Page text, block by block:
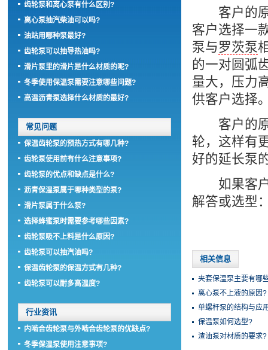
客户的原
客户选择一
泵与罗茨泵
的一对圆弧
量大，压力
供客户选择
客户的原
轮，这样有
好的延长泵
如果客户
解答或选型
相关信息
夹套保温泵主要有哪
离心泵不上液的原因?
单螺杆泵的结构与应
保温泵如何选型?
渣油泵对材质的要求?
齿轮泵和离心泵有什么区别?
离心泵抽汽柴油可以吗?
油站用哪种泵最好?
齿轮泵可以抽导热油吗?
滑片泵里的滑片是什么材质的呢?
冬季使用保温泵需要注意哪些问题?
高温沥青泵选择什么材质的最好?
常见问题
保温齿轮泵的预热方式有哪几种?
齿轮泵使用前有什么注意事项?
齿轮泵的优点和缺点是什么?
沥青保温泵属于哪种类型的泵?
滑片泵属于什么泵?
选择蜂蜜泵时需要参考哪些因素?
齿轮泵吸不上料是什么原因?
齿轮泵可以抽汽油吗?
保温齿轮泵的保温方式有几种?
齿轮泵可以耐多高温度?
行业资讯
内啮合齿轮泵与外啮合齿轮泵的优缺点?
冬季保温泵使用注意事项?